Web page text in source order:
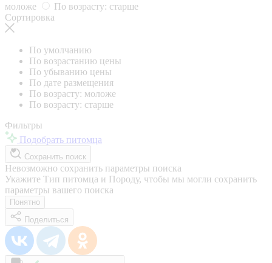
моложе
По возрасту: старше
Сортировка
По умолчанию
По возрастанию цены
По убыванию цены
По дате размещения
По возрасту: моложе
По возрасту: старше
Фильтры
Подобрать питомца
Сохранить поиск
Невозможно сохранить параметры поиска
Укажите Тип питомца и Породу, чтобы мы могли сохранить
параметры вашего поиска
Понятно
Поделиться